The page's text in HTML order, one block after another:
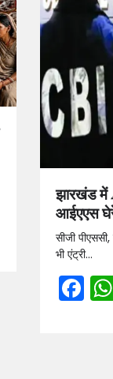
झारखंड में
आईएएस
सीजी
भी एंट्री…